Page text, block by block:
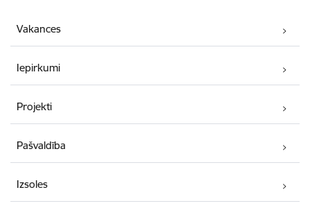
Vakances
Iepirkumi
Projekti
Pašvaldība
Izsoles